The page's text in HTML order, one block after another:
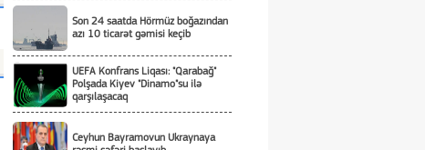
Son 24 saatda Hörmüz boğazından
azı 10 ticarət gəmisi keçib
UEFA Konfrans Liqası: "Qarabağ"
Polşada Kiyev "Dinamo"su ilə
qarşılaşacaq
Ceyhun Bayramovun Ukraynaya